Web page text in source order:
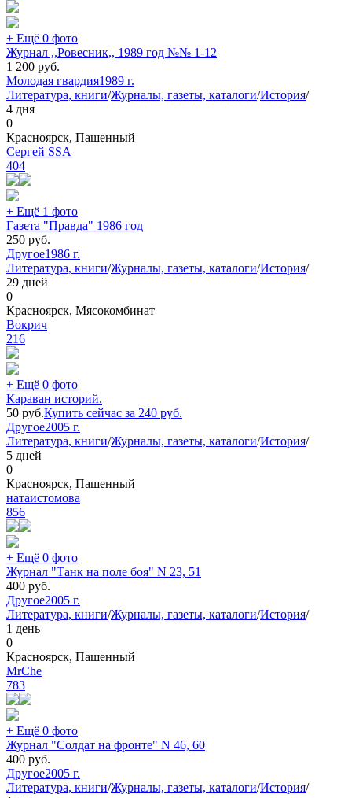
+ Ещё 0 фото
Журнал ,,Ровесник,, 1989 год №№ 1-12
1 200 руб.
Молодая гвардия1989 г.
Литература, книги/Журналы, газеты, каталоги/История/
4 дня
0
Красноярск, Пашенный
Сергей SSA
404
+ Ещё 1 фото
Газета "Правда" 1986 год
250 руб.
Другое1986 г.
Литература, книги/Журналы, газеты, каталоги/История/
29 дней
0
Красноярск, Мясокомбинат
Вокрич
216
+ Ещё 0 фото
Караван историй.
50 руб.Купить сейчас за 240 руб.
Другое2005 г.
Литература, книги/Журналы, газеты, каталоги/История/
5 дней
0
Красноярск, Пашенный
натаистомова
856
+ Ещё 0 фото
Журнал "Танк на поле боя" N 23, 51
400 руб.
Другое2005 г.
Литература, книги/Журналы, газеты, каталоги/История/
1 день
0
Красноярск, Пашенный
MrChe
783
+ Ещё 0 фото
Журнал "Солдат на фронте" N 46, 60
400 руб.
Другое2005 г.
Литература, книги/Журналы, газеты, каталоги/История/